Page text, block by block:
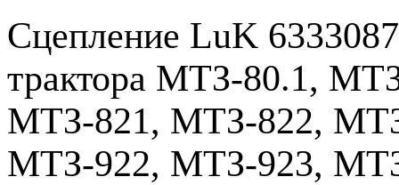
Сцепление LuK
трактора МТЗ-80.1,
МТЗ-821, МТЗ-822,
МТЗ-922, МТЗ-923,